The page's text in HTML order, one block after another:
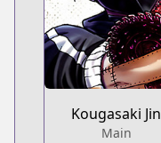
Kougasaki Jin
Main